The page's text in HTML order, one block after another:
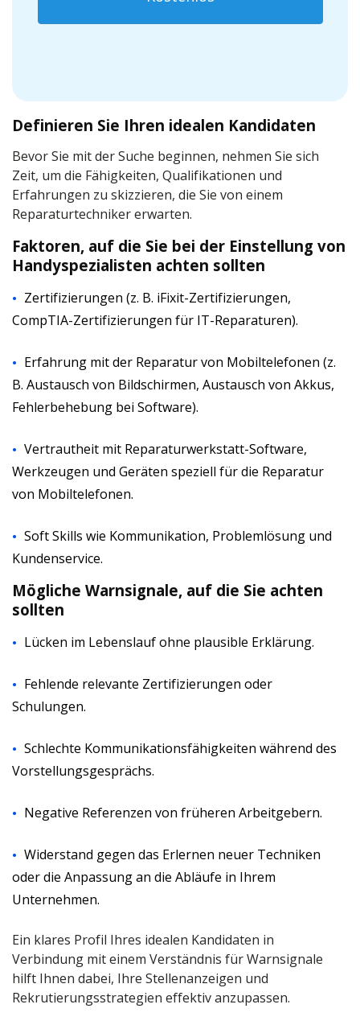
Definieren Sie Ihren idealen Kandidaten
Bevor Sie mit der Suche beginnen, nehmen Sie sich
Zeit, um die Fähigkeiten, Qualifikationen und
Erfahrungen zu skizzieren, die Sie von einem
Reparaturtechniker erwarten.
Faktoren, auf die Sie bei der Einstellung von
Handyspezialisten achten sollten
Zertifizierungen (z. B. iFixit-Zertifizierungen,
CompTIA-Zertifizierungen für IT-Reparaturen).
Erfahrung mit der Reparatur von Mobiltelefonen (z.
B. Austausch von Bildschirmen, Austausch von Akkus,
Fehlerbehebung bei Software).
Vertrautheit mit Reparaturwerkstatt-Software,
Werkzeugen und Geräten speziell für die Reparatur
von Mobiltelefonen.
Soft Skills wie Kommunikation, Problemlösung und
Kundenservice.
Mögliche Warnsignale, auf die Sie achten
sollten
Lücken im Lebenslauf ohne plausible Erklärung.
Fehlende relevante Zertifizierungen oder
Schulungen.
Schlechte Kommunikationsfähigkeiten während des
Vorstellungsgesprächs.
Negative Referenzen von früheren Arbeitgebern.
Widerstand gegen das Erlernen neuer Techniken
oder die Anpassung an die Abläufe in Ihrem
Unternehmen.
Ein klares Profil Ihres idealen Kandidaten in
Verbindung mit einem Verständnis für Warnsignale
hilft Ihnen dabei, Ihre Stellenanzeigen und
Rekrutierungsstrategien effektiv anzupassen.